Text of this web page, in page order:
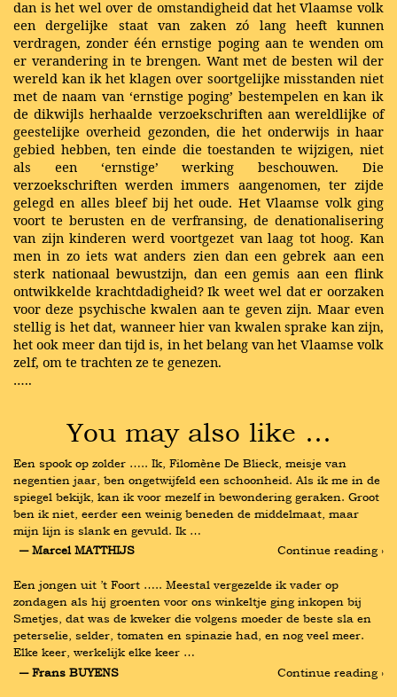
dan is het wel over de omstandigheid dat het Vlaamse volk
een dergelijke staat van zaken zó lang heeft kunnen
verdragen, zonder één ernstige poging aan te wenden om
er verandering in te brengen. Want met de besten wil der
wereld kan ik het klagen over soortgelijke misstanden niet
met de naam van ‘ernstige poging’ bestempelen en kan ik
de dikwijls herhaalde verzoekschriften aan wereldlijke of
geestelijke overheid gezonden, die het onderwijs in haar
gebied hebben, ten einde die toestanden te wijzigen, niet
als een ‘ernstige’ werking beschouwen. Die
verzoekschriften werden immers aangenomen, ter zijde
gelegd en alles bleef bij het oude. Het Vlaamse volk ging
voort te berusten en de verfransing, de denationalisering
van zijn kinderen werd voortgezet van laag tot hoog. Kan
men in zo iets wat anders zien dan een gebrek aan een
sterk nationaal bewustzijn, dan een gemis aan een flink
ontwikkelde krachtdadigheid? Ik weet wel dat er oorzaken
voor deze psychische kwalen aan te geven zijn. Maar even
stellig is het dat, wanneer hier van kwalen sprake kan zijn,
het ook meer dan tijd is, in het belang van het Vlaamse volk
zelf, om te trachten ze te genezen.
…..
You may also like …
Een spook op zolder ….. Ik, Filomène De Blieck, meisje van
negentien jaar, ben ongetwijfeld een schoonheid. Als ik me in de
spiegel bekijk, kan ik voor mezelf in bewondering geraken. Groot
ben ik niet, eerder een weinig beneden de middelmaat, maar
mijn lijn is slank en gevuld. Ik …
― Marcel MATTHIJS
Continue reading ›
Een jongen uit ’t Foort ….. Meestal vergezelde ik vader op
zondagen als hij groenten voor ons winkeltje ging inkopen bij
Smetjes, dat was de kweker die volgens moeder de beste sla en
peterselie, selder, tomaten en spinazie had, en nog veel meer.
Elke keer, werkelijk elke keer …
― Frans BUYENS
Continue reading ›